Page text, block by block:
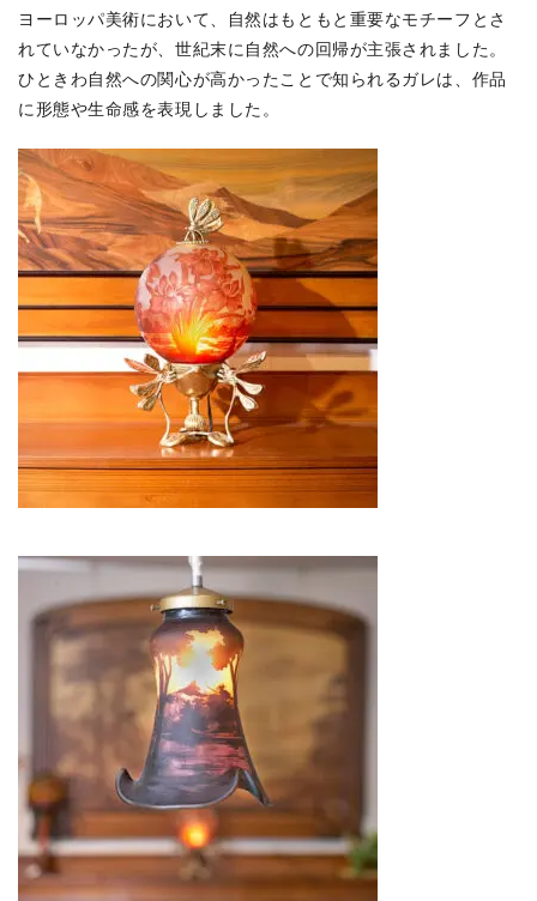
ヨーロッパ美術において、自然はもともと重要なモチーフとさ
れていなかったが、世紀末に自然への回帰が主張されました。
ひときわ自然への関心が高かったことで知られるガレは、作品
に形態や生命感を表現しました。